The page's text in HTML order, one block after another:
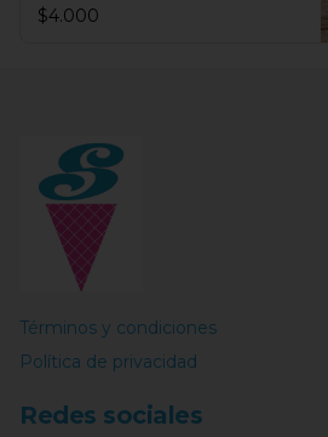
$4.000
Términos y condiciones
Política de privacidad
Redes sociales